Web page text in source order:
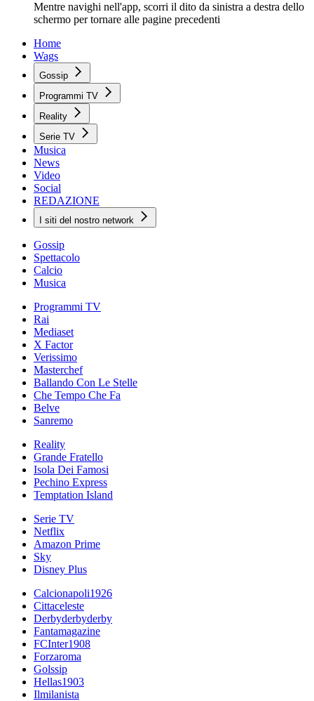
Mentre navighi nell'app, scorri il dito da sinistra a destra dello
schermo per tornare alle pagine precedenti
Home
Wags
Gossip
Programmi TV
Reality
Serie TV
Musica
News
Video
Social
REDAZIONE
I siti del nostro network
Gossip
Spettacolo
Calcio
Musica
Programmi TV
Rai
Mediaset
X Factor
Verissimo
Masterchef
Ballando Con Le Stelle
Che Tempo Che Fa
Belve
Sanremo
Reality
Grande Fratello
Isola Dei Famosi
Pechino Express
Temptation Island
Serie TV
Netflix
Amazon Prime
Sky
Disney Plus
Calcionapoli1926
Cittaceleste
Derbyderbyderby
Fantamagazine
FCInter1908
Forzaroma
Golssip
Hellas1903
Ilmilanista